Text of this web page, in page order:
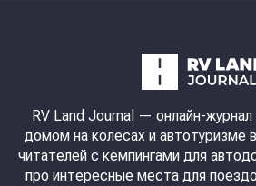
RV Land Journal — онлайн-
домом на колесах и автотуризме
читателей с кемпингами для
про интересные места для